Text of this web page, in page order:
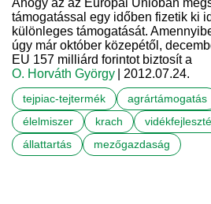
Ahogy az az Európai Unióban
támogatással egy időben fizetik ki
különleges támogatását.
úgy már október közepétől,
EU 157 milliárd forintot biztosít a
O. Horváth György
| 2012.07.24.
tejpiac-tejtermék
agrártámogatás
élelmiszer
krach
állattartás
mezőgazdaság